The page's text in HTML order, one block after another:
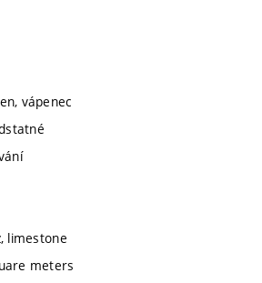
vápenec
limestone
meters